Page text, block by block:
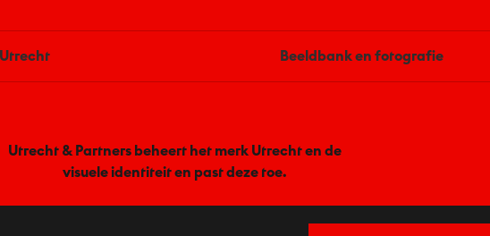
Beeldbank en fotografie
Utrecht & Partners beheert het merk Utrecht en de
visuele identiteit en past deze toe.